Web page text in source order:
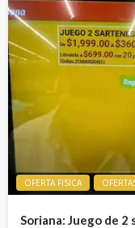
OFERTA FISICA
Soriana: Juego de 2